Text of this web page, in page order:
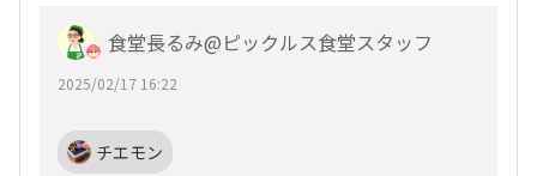
食堂長るみ@ピックルス食堂スタッフ
2025/02/17 16:22
チエモン